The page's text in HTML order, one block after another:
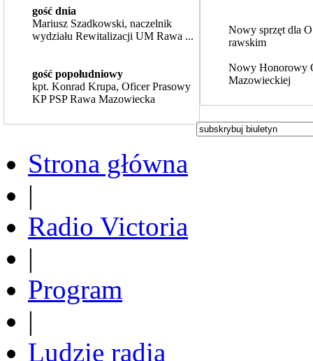
gość dnia
Mariusz Szadkowski, naczelnik
wydziału Rewitalizacji UM Rawa ...
gość popołudniowy
kpt. Konrad Krupa, Oficer Prasowy
KP PSP Rawa Mazowiecka
Nowy sprzęt dla
rawskim
Nowy Honorowy
Mazowieckiej
Strona główna
|
Radio Victoria
|
Program
|
Ludzie radia